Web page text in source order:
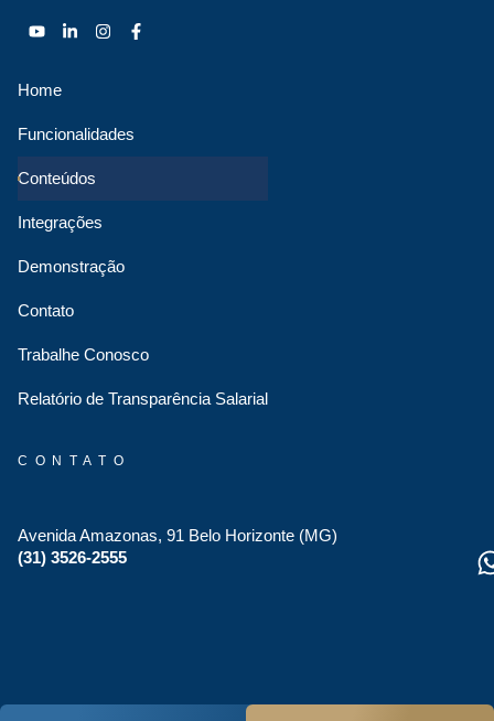
Home
Funcionalidades
Conteúdos
Integrações
Demonstração
Contato
Trabalhe Conosco
Relatório de Transparência Salarial
CONTATO
Avenida Amazonas, 91 Belo Horizonte (MG)
(31) 3526-2555